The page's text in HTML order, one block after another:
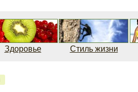
Здоровье Стиль жизни